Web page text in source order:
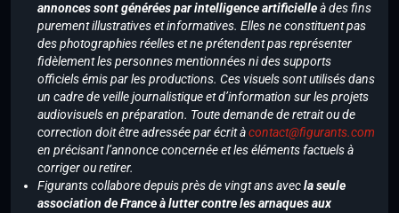
annonces sont générées par intelligence artificielleà des fins
purement illustratives et informatives. Elles ne constituent pas
des photographies réelles et ne prétendent pas représenter
fidèlement les personnes mentionnées ni des supports
officiels émis par les productions. Ces visuels sont utilisés dans
un cadre de veille journalistique et d’information sur les projets
audiovisuels en préparation. Toute demande de retrait ou de
correction doit être adressée par écrit àcontact@figurants.com
en précisant l’annonce concernée et les éléments factuels à
corriger ou retirer.
Figurants collabore depuis près de vingt ans avecla seule
association de France à lutter contre les arnaques aux